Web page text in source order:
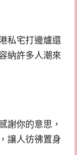
私宅打邊爐還
納許多人潮來
謝你的意思，
讓人彷彿置身